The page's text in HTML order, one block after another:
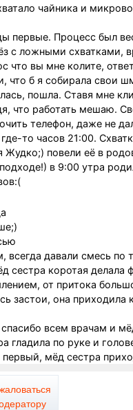
чайника и
первые. Процесс был
с ложными схватками,
вы мне колите,
что б я собирала свои
пошла. Ставя мне
что работать мешаю.
телефон, даже не
то часов 21:00.
Жудко;) повели её в
в 9:00 утра
всегда давали смесь
сестра коротая делала
от притока
застои, она
всем врачам и
гладила по руке и
первый, мёд сестра